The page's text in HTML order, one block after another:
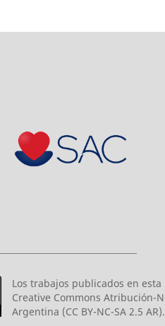
Los trabajos publicados en
Creative Commons Atribución-
Argentina (CC BY-NC-SA 2.5 AR).